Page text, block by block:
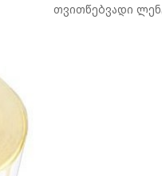
თვითწებვადი